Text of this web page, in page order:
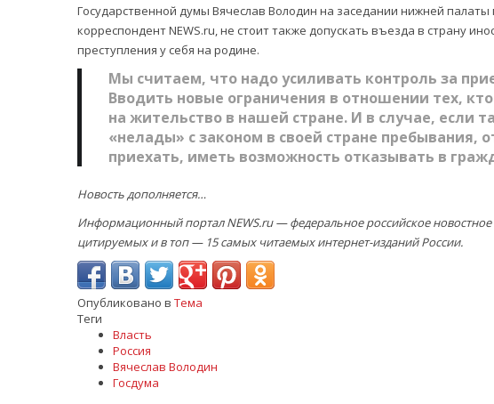
Государственной думы Вячеслав Володин на заседании нижней
корреспондент NEWS.ru, не стоит также допускать въезда в страну
преступления у себя на родине.
Мы считаем, что надо усиливать контроль за
Вводить новые ограничения в отношении тех,
на жительство в нашей стране. И в случае, если
«нелады» с законом в своей стране пребывания,
приехать, иметь возможность отказывать в
Новость дополняется…
Информационный портал NEWS.ru — федеральное российское новостное
цитируемых и в топ — 15 самых читаемых интернет-изданий России.
Опубликовано в Тема
Теги
Власть
Россия
Вячеслав Володин
Госдума